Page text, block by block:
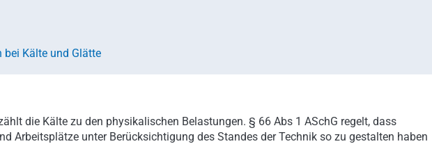
bei Kälte und Glätte
die Kälte zu den physikalischen Belastungen. § 66 Abs 1 ASchG regelt, dass
Arbeitsplätze unter Berücksichtigung des Standes der Technik so zu gestalten haben